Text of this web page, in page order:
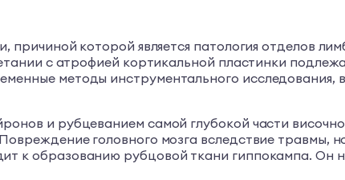
которой является патология отделов
с атрофией кортикальной пластинки
методы инструментального
и рубцеванием самой глубокой части
головного мозга вследствие травмы,
к образованию рубцовой ткани гиппокампа.